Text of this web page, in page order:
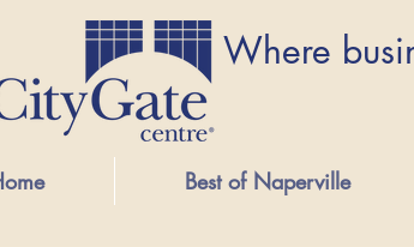
Where
Best of Naperville